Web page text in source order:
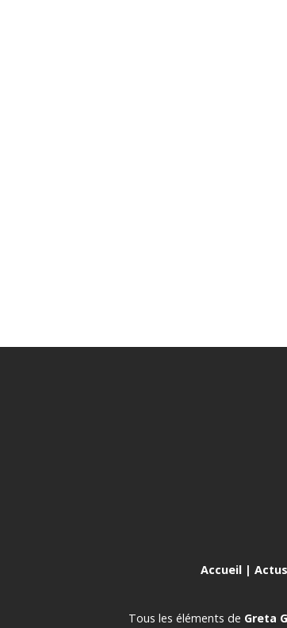
Accueil | Actus
Tous les éléments de Greta